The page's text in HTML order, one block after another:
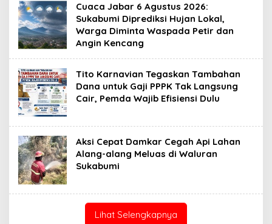
Cuaca Jabar 6 Agustus 2026:
Sukabumi Diprediksi Hujan Lokal,
Warga Diminta Waspada Petir dan
Angin Kencang
Tito Karnavian Tegaskan Tambahan
Dana untuk Gaji PPPK Tak Langsung
Cair, Pemda Wajib Efisiensi Dulu
Aksi Cepat Damkar Cegah Api Lahan
Alang-alang Meluas di Waluran
Sukabumi
Lihat Selengkapnya